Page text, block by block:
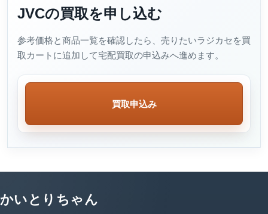
JVCの買取を申し込む
参考価格と商品一覧を確認したら、売りたいラジカセを買
取カートに追加して宅配買取の申込みへ進めます。
買取申込み
かいとりちゃん